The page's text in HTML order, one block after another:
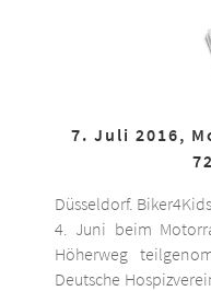
7. Juli 2016,
Düsseldorf.
4. Juni beim
Höherweg
Deutsche